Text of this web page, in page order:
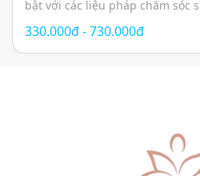
bật với các liệu pháp chăm sóc
hiện đại, thảo dược thiên nhiên
không gian thư giãn mang cảm
330.000đ - 730.000đ